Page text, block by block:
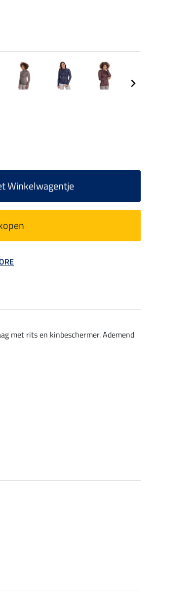
Winkelwagentje
met rits en kinbeschermer. Ademend